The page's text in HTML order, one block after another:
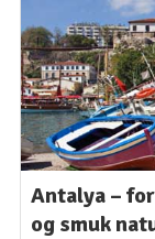
Antalya –
og smuk